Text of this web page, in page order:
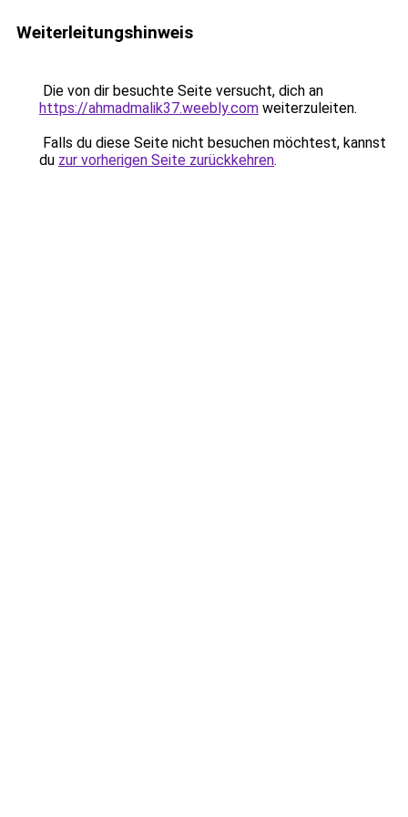
Weiterleitungshinweis
Die von dir besuchte Seite versucht, dich an
https://ahmadmalik37.weebly.com weiterzuleiten.
Falls du diese Seite nicht besuchen möchtest, kannst
du zur vorherigen Seite zurückkehren.